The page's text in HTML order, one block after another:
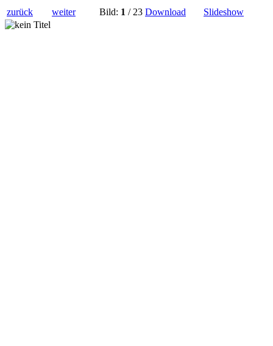
zurück weiter Bild: 1 / 23 Download Slideshow